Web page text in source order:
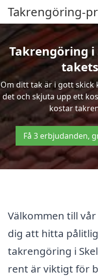
Takrengöring-
Takrengöring i
Om ditt tak är i gott skick
det och skjuta upp ett
kostar
Få 3 erbjudanden,
Välkommen till
dig att hitta
takrengöring i
rent är viktigt för